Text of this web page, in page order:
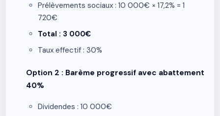
Prélèvements sociaux : 10 000€ × 17,2% = 1
720€
Total : 3 000€
Taux effectif : 30%
Option 2 : Barème progressif avec abattement
40%
Dividendes : 10 000€